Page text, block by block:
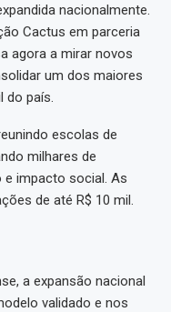
nacionalmente.
Cactus em parceria
agora a mirar novos
um dos maiores
do país.
escolas de
milhares de
impacto social. As
de até R$ 10 mil.
a expansão nacional
validado e nos